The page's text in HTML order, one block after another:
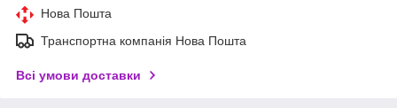
Нова Пошта
Транспортна компанія Нова Пошта
Всі умови доставки